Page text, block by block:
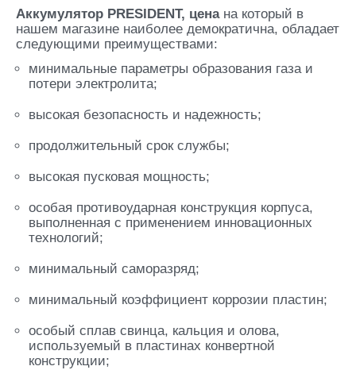
Аккумулятор PRESIDENT, ценана который в
нашем магазине наиболее демократична, обладает
следующими преимуществами:
минимальные параметры образования газа и
потери электролита;
высокая безопасность и надежность;
продолжительный срок службы;
высокая пусковая мощность;
особая противоударная конструкция корпуса,
выполненная с применением инновационных
технологий;
минимальный саморазряд;
минимальный коэффициент коррозии пластин;
особый сплав свинца, кальция и олова,
используемый в пластинах конвертной
конструкции;